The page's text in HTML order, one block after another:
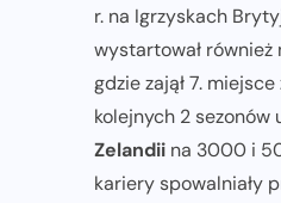
r. na Igrzyskach
wystartował
gdzie zajął 7.
kolejnych 2 sezonów
Zelandii na 3000 i
kariery spowalniały